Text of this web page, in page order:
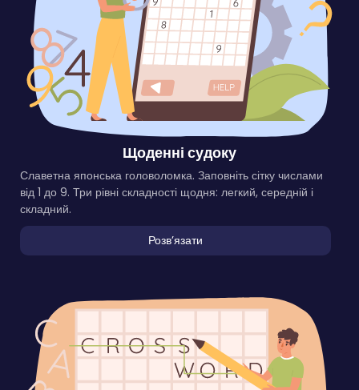
Щоденні судоку
Славетна японська головоломка. Заповніть сітку числами
від 1 до 9. Три рівні складності щодня: легкий, середній і
складний.
Розвʼязати